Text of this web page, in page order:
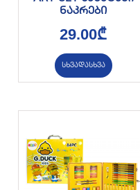
ნაკრები
29.00₾
სხვადასხვა